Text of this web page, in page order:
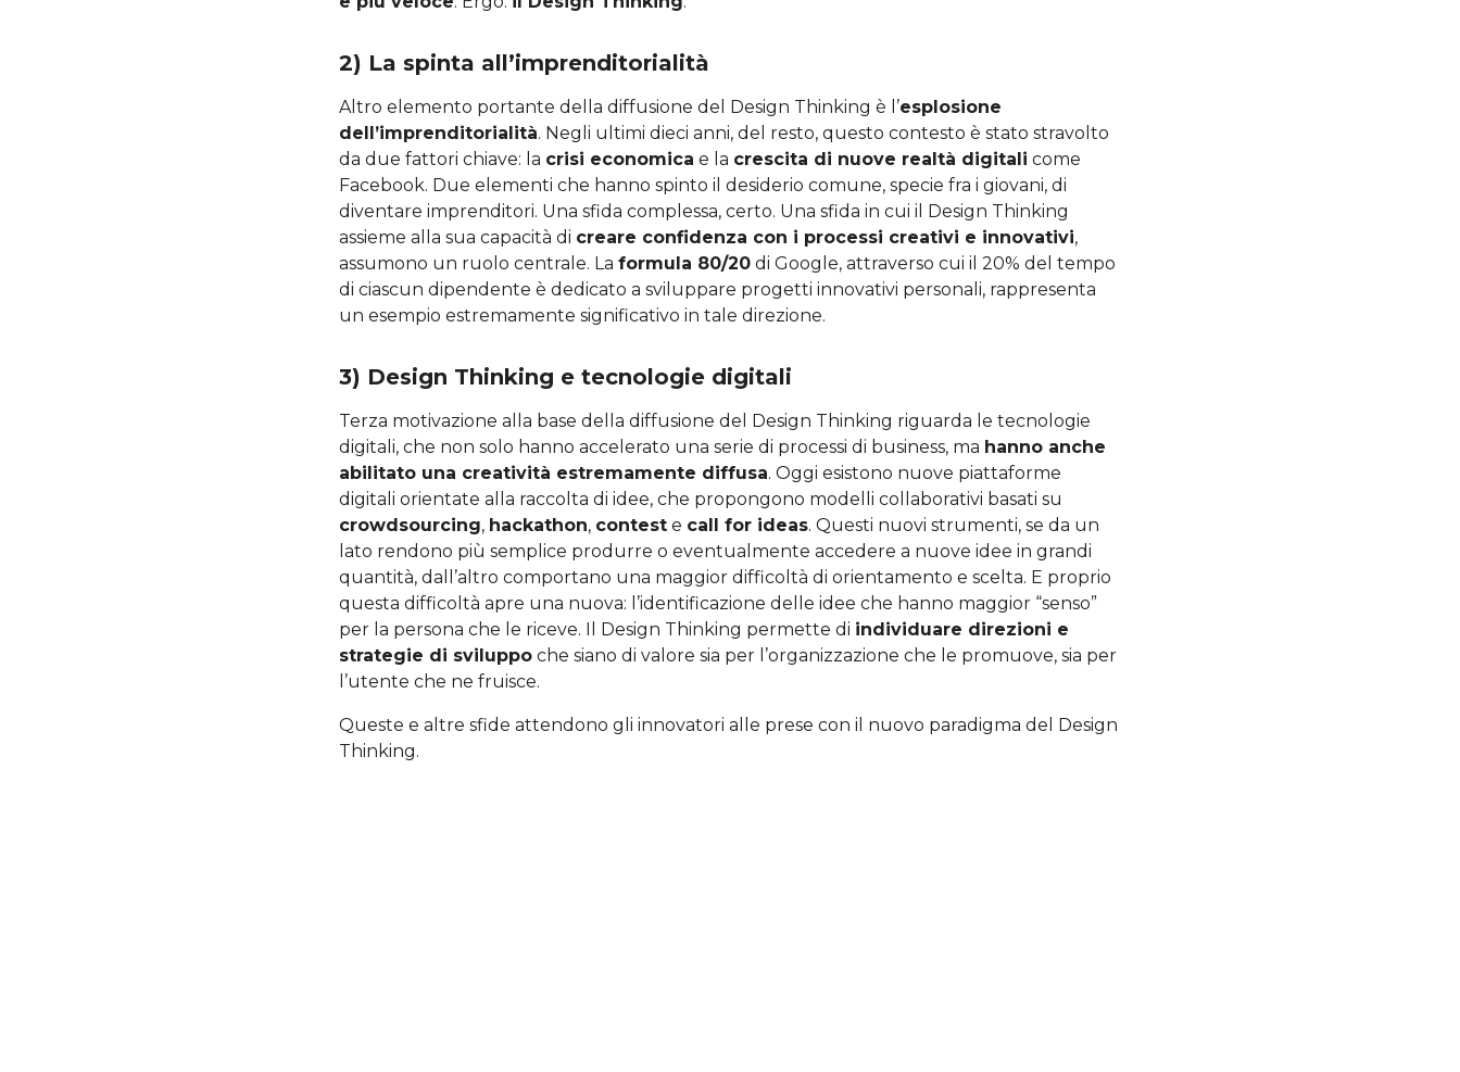
2) La spinta all’imprenditorialità
Altro elemento portante della diffusione del Design Thinking è l’esplosione
dell’imprenditorialità. Negli ultimi dieci anni, del resto, questo contesto è stato stravolto
da due fattori chiave: la crisi economica e la crescita di nuove realtà digitali come
Facebook. Due elementi che hanno spinto il desiderio comune, specie fra i giovani, di
diventare imprenditori. Una sfida complessa, certo. Una sfida in cui il Design Thinking
assieme alla sua capacità di creare confidenza con i processi creativi e innovativi,
assumono un ruolo centrale. La formula 80/20 di Google, attraverso cui il 20% del tempo
di ciascun dipendente è dedicato a sviluppare progetti innovativi personali, rappresenta
un esempio estremamente significativo in tale direzione.
3) Design Thinking e tecnologie digitali
Terza motivazione alla base della diffusione del Design Thinking riguarda le tecnologie
digitali, che non solo hanno accelerato una serie di processi di business, ma hanno anche
abilitato una creatività estremamente diffusa. Oggi esistono nuove piattaforme
digitali orientate alla raccolta di idee, che propongono modelli collaborativi basati su
crowdsourcing, hackathon, contest e call for ideas. Questi nuovi strumenti, se da un
lato rendono più semplice produrre o eventualmente accedere a nuove idee in grandi
quantità, dall’altro comportano una maggior difficoltà di orientamento e scelta. E proprio
questa difficoltà apre una nuova: l’identificazione delle idee che hanno maggior “senso”
per la persona che le riceve. Il Design Thinking permette di individuare direzioni e
strategie di sviluppo che siano di valore sia per l’organizzazione che le promuove, sia per
l’utente che ne fruisce.
Queste e altre sfide attendono gli innovatori alle prese con il nuovo paradigma del Design
Thinking.